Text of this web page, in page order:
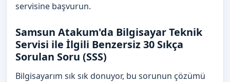
servisine başvurun.
Samsun Atakum'da Bilgisayar Teknik
Servisi ile İlgili Benzersiz 30 Sıkça
Sorulan Soru (SSS)
Bilgisayarım sık sık donuyor, bu sorunun çözümü